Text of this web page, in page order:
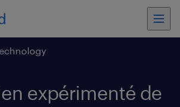
expérimenté de